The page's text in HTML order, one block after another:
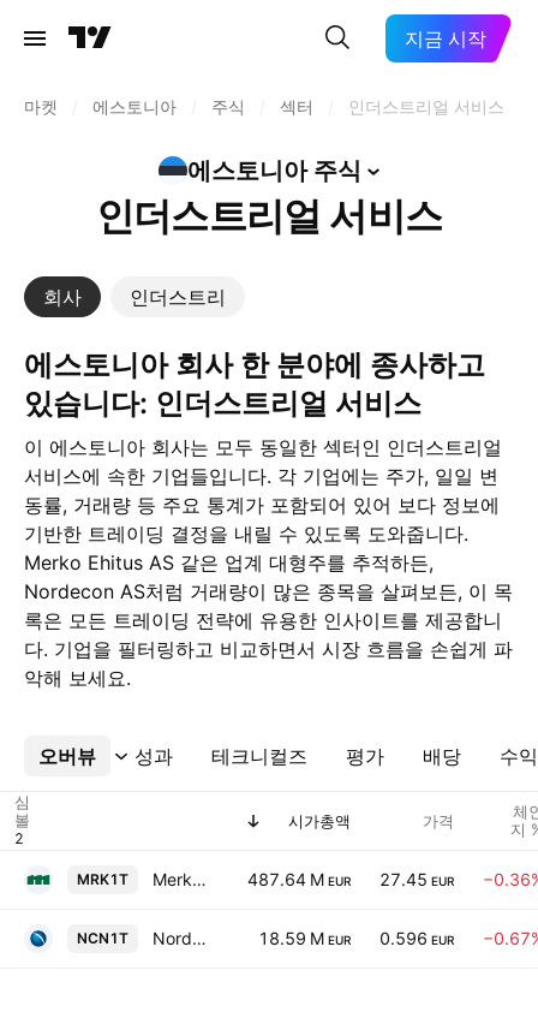
지금 시작
마켓 에스토니아 주식 섹터 인더스트리얼 서비스
에스토니아 주식
인더스트리얼 서비스
회사 인더스트리
에스토니아 회사 한 분야에 종사하고
있습니다: 인더스트리얼 서비스
이 에스토니아 회사는 모두 동일한 섹터인 인더스트리얼
서비스에 속한 기업들입니다. 각 기업에는 주가, 일일 변
동률, 거래량 등 주요 통계가 포함되어 있어 보다 정보에
기반한 트레이딩 결정을 내릴 수 있도록 도와줍니다.
Merko Ehitus AS 같은 업계 대형주를 추적하든,
Nordecon AS처럼 거래량이 많은 종목을 살펴보든, 이 목
록은 모든 트레이딩 전략에 유용한 인사이트를 제공합니
다. 기업을 필터링하고 비교하면서 시장 흐름을 손쉽게 파
악해 보세요.
오버뷰 성과 테크니컬즈 평가 배당 수
더보기
심
볼
시가총액 가격
체
지
MRK1T Merko Ehitus AS 487.64 M EUR 27.45 EUR
NCN1T Nordecon AS 18.59 M EUR 0.596 EUR